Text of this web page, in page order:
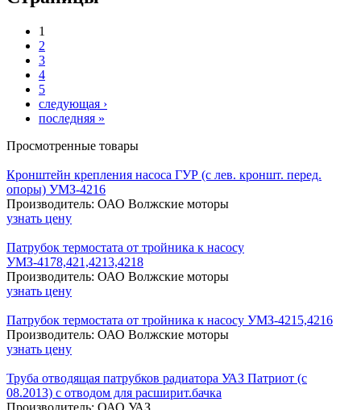
1
2
3
4
5
следующая ›
последняя »
Просмотренные товары
Кронштейн крепления насоса ГУР (с лев. кроншт. перед.
опоры) УМЗ-4216
Производитель: ОАО Волжские моторы
узнать цену
Патрубок термостата от тройника к насосу
УМЗ-4178,421,4213,4218
Производитель: ОАО Волжские моторы
узнать цену
Патрубок термостата от тройника к насосу УМЗ-4215,4216
Производитель: ОАО Волжские моторы
узнать цену
Труба отводящая патрубков радиатора УАЗ Патриот (с
08.2013) с отводом для расширит.бачка
Производитель: ОАО УАЗ